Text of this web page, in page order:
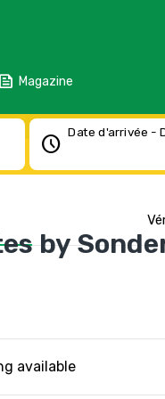
feed Magazine
schedule Date d'arrivée -
by
available